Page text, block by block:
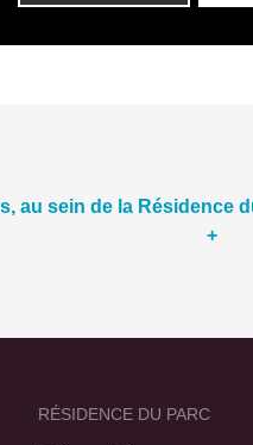
personnaliser leur cadre
au sein de la Résidence
+
RÉSIDENCE DU PARC